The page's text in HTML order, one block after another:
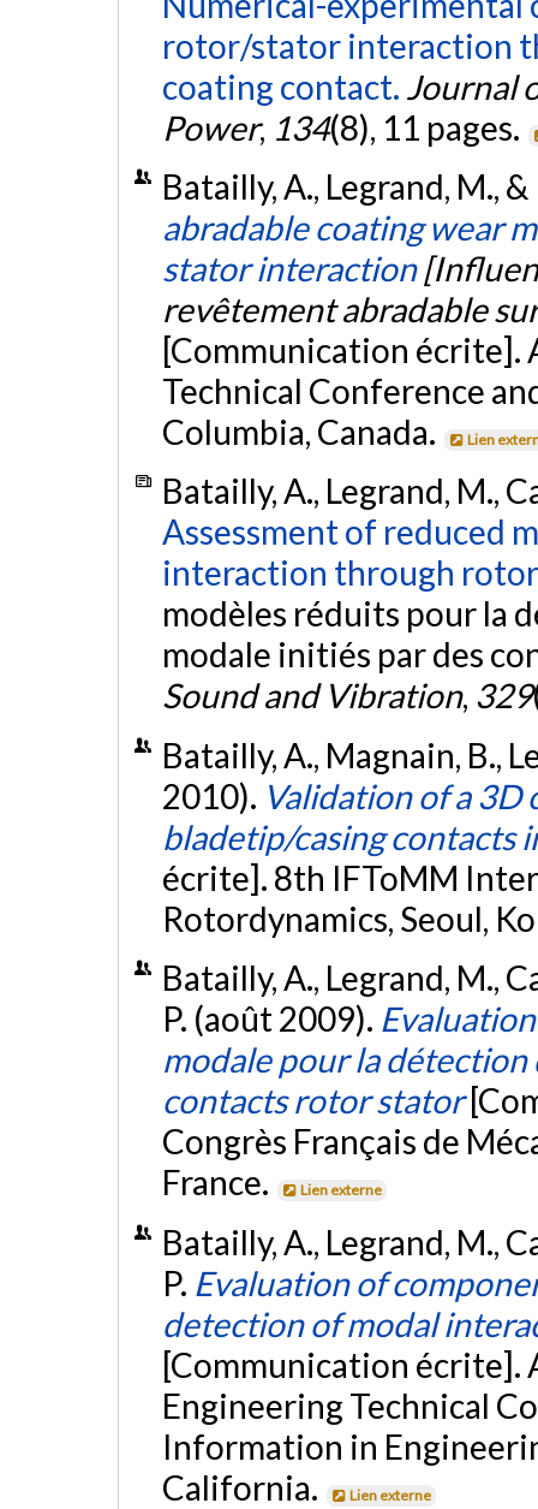
rotor/stator interaction
coating contact. Journal
Power, 134(8), 11 pages.
Batailly, A., Legrand, M.,
abradable coating wear
stator interaction
revêtement abradable
[Communication écrite].
Technical Conference
Columbia, Canada.
Lien
Batailly, A., Legrand, M.,
Assessment of reduced
interaction through
modèles réduits pour la
modale initiés par des
Sound and Vibration, 329
Batailly, A., Magnain, B.,
2010). Validation of a
bladetip/casing contacts
écrite]. 8th IFToMM
Rotordynamics, Seoul,
Batailly, A., Legrand, M.,
P. (août 2009).
modale pour la
contacts rotor stator
Congrès Français de
France.
Lien externe
Batailly, A., Legrand, M.,
P. Evaluation of
detection of modal
[Communication écrite].
Engineering Technical
Information in
California.
Lien externe